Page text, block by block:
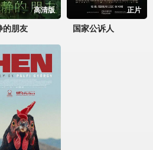
高清版
的朋友
正片
国家公诉人